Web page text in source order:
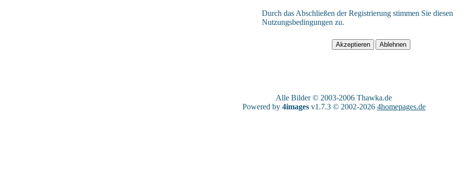
Durch das Abschließen der Registrierung stimmen Sie diesen
Nutzungsbedingungen zu.
Alle Bilder © 2003-2006 Thawka.de
Powered by 4imagesv1.7.3 © 2002-2026 4homepages.de